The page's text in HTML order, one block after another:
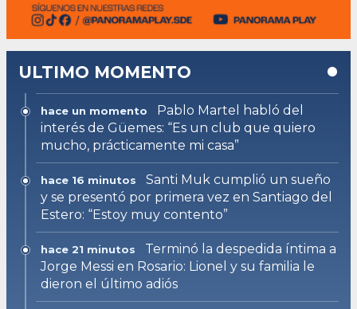
ULTIMO MOMENTO
hace un momento
Pablo Martel habló del
interés de Güemes: “Es un club que quiero
mucho, prácticamente mi casa”
hace 16 minutos
Santi Muk cumplió un sueño
y se presentó por primera vez en Santiago del
Estero: “Estoy muy contento”
hace 21 minutos
Terminó la despedida íntima a
Jorge Messi en Rosario: Lionel y su familia le
dieron el último adiós